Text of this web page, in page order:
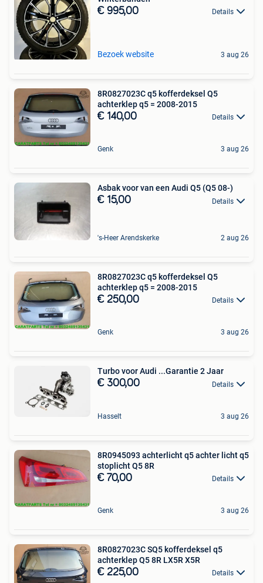
€ 995,00 Details
Bezoek website 3 aug 26
8R0827023C q5 kofferdeksel Q5
achterklep q5 = 2008-2015
€ 140,00 Details
Genk 3 aug 26
Asbak voor van een Audi Q5 (Q5 08-)
€ 15,00 Details
's-Heer Arendskerke 2 aug 26
8R0827023C q5 kofferdeksel Q5
achterklep q5 = 2008-2015
€ 250,00 Details
Genk 3 aug 26
Turbo voor Audi ...Garantie 2 Jaar
€ 300,00 Details
Hasselt 3 aug 26
8R0945093 achterlicht q5 achter licht q5
stoplicht Q5 8R
€ 70,00 Details
Genk 3 aug 26
8R0827023C SQ5 kofferdeksel q5
achterklep Q5 8R LX5R X5R
€ 225,00 Details